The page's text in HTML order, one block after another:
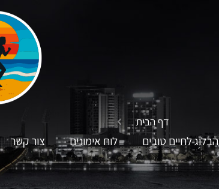
הבלוג לחיים טובים לוח אימונים צור קשר
דף הבית